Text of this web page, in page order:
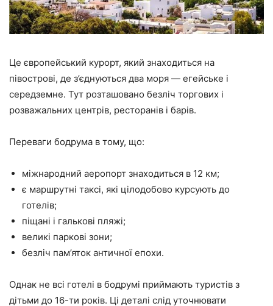
Це європейський курорт, який знаходиться на
півострові, де з’єднуються два моря — егейське і
середземне. Тут розташовано безліч торгових і
розважальних центрів, ресторанів і барів.
Переваги бодрума в тому, що:
міжнародний аеропорт знаходиться в 12 км;
є маршрутні таксі, які цілодобово курсують до
готелів;
піщані і галькові пляжі;
великі паркові зони;
безліч пам’яток античної епохи.
Однак не всі готелі в бодрумі приймають туристів з
дітьми до 16-ти років. Ці деталі слід уточнювати